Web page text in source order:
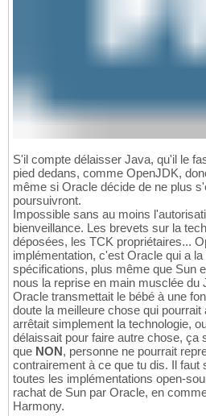
S'il compte délaisser Java, qu'il le
pied dedans, comme OpenJDK,
même si Oracle décide de ne plus
poursuivront.
Impossible sans au moins
bienveillance. Les brevets sur la
déposées, les TCK propriétaires...
implémentation, c'est Oracle qui a
spécifications, plus même que Sun
nous la reprise en main musclée du
Oracle transmettait le bébé à une
doute la meilleure chose qui
arrêtait simplement la technologie,
délaissait pour faire autre chose, ça
que NON, personne ne pourrait
contrairement à ce que tu dis. Il faut
toutes les implémentations open-
rachat de Sun par Oracle, en
Harmony.